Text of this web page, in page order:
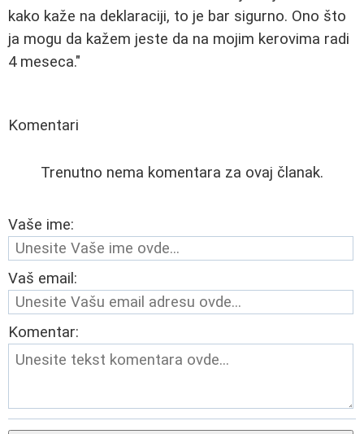
kako kaže na deklaraciji, to je bar sigurno. Ono što
ja mogu da kažem jeste da na mojim kerovima radi
4 meseca."
Komentari
Trenutno nema komentara za ovaj članak.
Vaše ime:
Vaš email:
Komentar: